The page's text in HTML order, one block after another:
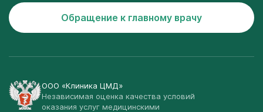
Обращение к главному врачу
ООО «Клиника ЦМД»
Независимая оценка качества условий
оказания услуг медицинскими